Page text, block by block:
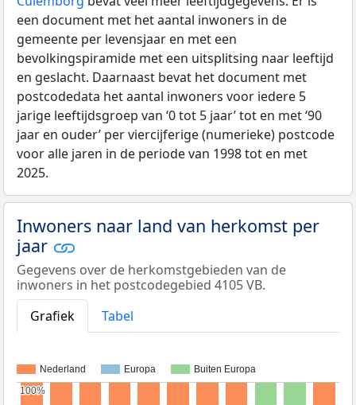
een document met het aantal inwoners in de
gemeente per levensjaar en met een
bevolkingspiramide met een uitsplitsing naar leeftijd
en geslacht. Daarnaast bevat het document met
postcodedata het aantal inwoners voor iedere 5
jarige leeftijdsgroep van ‘0 tot 5 jaar’ tot en met ‘90
jaar en ouder’ per viercijferige (numerieke) postcode
voor alle jaren in de periode van 1998 tot en met
2025.
Inwoners naar land van herkomst per
jaar
Gegevens over de herkomstgebieden van de
inwoners in het postcodegebied 4105 VB.
Grafiek
Tabel
Nederland Europa Buiten Europa
100%
100%